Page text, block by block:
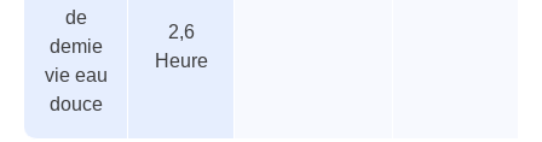
de
demie
vie eau
douce
2,6
Heure